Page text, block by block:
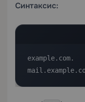
Синтаксис: